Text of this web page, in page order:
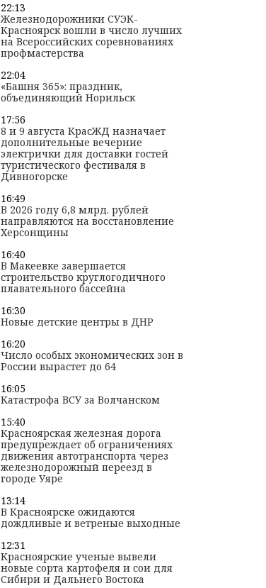
22:13
Железнодорожники СУЭК-
Красноярск вошли в число лучших
на Всероссийских соревнованиях
профмастерства
22:04
«Башня 365»: праздник,
объединяющий Норильск
17:56
8 и 9 августа КрасЖД назначает
дополнительные вечерние
электрички для доставки гостей
туристического фестиваля в
Дивногорске
16:49
В 2026 году 6,8 млрд. рублей
направляются на восстановление
Херсонщины
16:40
В Макеевке завершается
строительство круглогодичного
плавательного бассейна
16:30
Новые детские центры в ДНР
16:20
Число особых экономических зон в
России вырастет до 64
16:05
Катастрофа ВСУ за Волчанском
15:40
Красноярская железная дорога
предупреждает об ограничениях
движения автотранспорта через
железнодорожный переезд в
городе Уяре
13:14
В Красноярске ожидаются
дождливые и ветреные выходные
12:31
Красноярские ученые вывели
новые сорта картофеля и сои для
Сибири и Дальнего Востока